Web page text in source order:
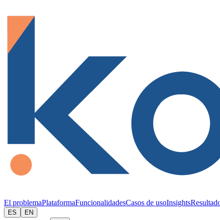
El problemaPlataformaFuncionalidadesCasos de usoInsights
ES EN